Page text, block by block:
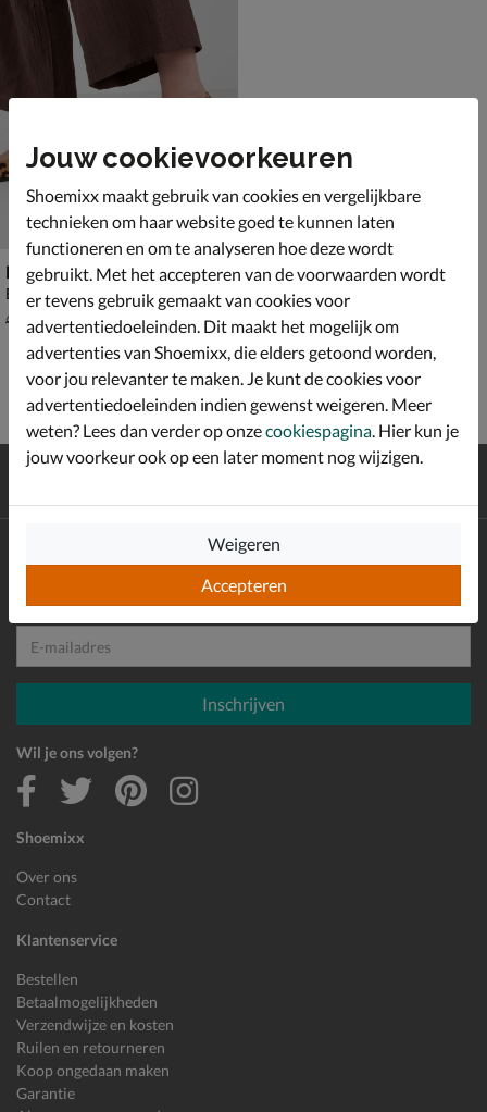
Nelson
Ballerinas & instappers - beige
van € 69,99 voor € 48,99
69 48
Gratisverzending en retour*
Shoemixx
Over ons
Contact
Klantenservice
Bestellen
Betaalmogelijkheden
Verzendwijze en kosten
Ruilen en retourneren
Koop ongedaan maken
Garantie
Schrijf je in voor de Shoemixx nieuwsbrief en ontvang €10,-
E-mailadres
Inschrijven
Wil je ons volgen?
Jouw cookievoorkeuren
Shoemixx maakt gebruik van cookies en vergelijkbare
technieken om haar website goed te kunnen laten
functioneren en om te analyseren hoe deze wordt
gebruikt. Met het accepteren van de voorwaarden wordt
er tevens gebruik gemaakt van cookies voor
advertentiedoeleinden. Dit maakt het mogelijk om
advertenties van Shoemixx, die elders getoond worden,
voor jou relevanter te maken. Je kunt de cookies voor
advertentiedoeleinden indien gewenst weigeren. Meer
weten? Lees dan verder op onzecookiespagina. Hier kun je
jouw voorkeur ook op een later moment nog wijzigen.
Accepteren
Weigeren